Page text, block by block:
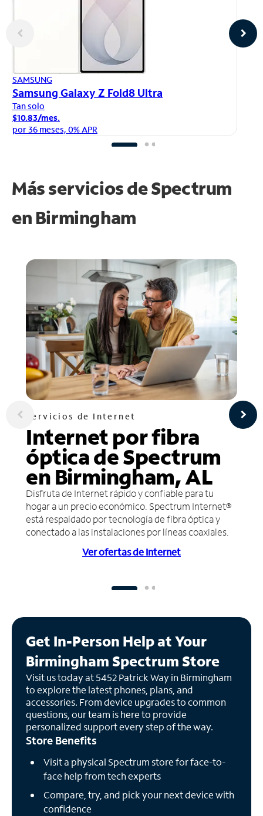
SAMSUNG
Samsung Galaxy Z Fold8 Ultra
Tan solo
$10.83/mes.
por 36 meses, 0% APR
Más servicios de Spectrum
en Birmingham
Servicios de Internet
Internet por fibra
óptica de Spectrum
en Birmingham, AL
Disfruta de Internet rápido y confiable para tu
hogar a un precio económico. Spectrum Internet®
está respaldado por tecnología de fibra óptica y
conectado a las instalaciones por líneas coaxiales.
Ver ofertas de Internet
Get In-Person Help at Your
Birmingham Spectrum Store
Visit us today at 5452 Patrick Way in Birmingham
to explore the latest phones, plans, and
accessories. From device upgrades to common
questions, our team is here to provide
personalized support every step of the way.
Store Benefits
Visit a physical Spectrum store for face-to-
face help from tech experts
Compare, try, and pick your next device with
confidence